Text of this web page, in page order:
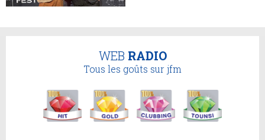
WEB RADIO
Tous les goûts sur jfm